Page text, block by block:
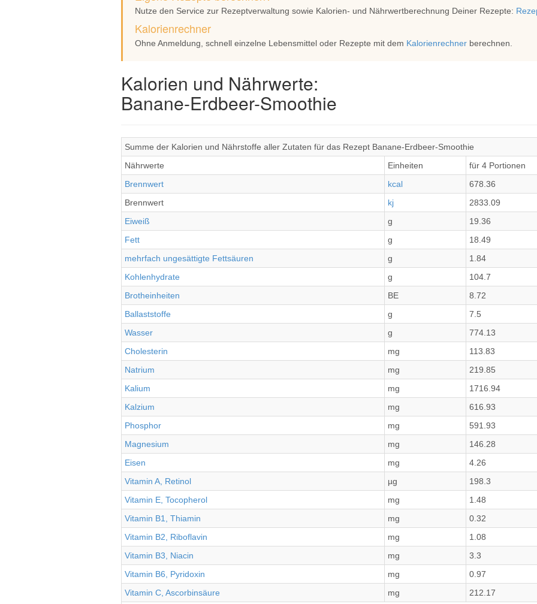
Nutze den Service zur Rezeptverwaltung sowie Kalorien- und Nährwertberechnung Deiner Rezepte:
Kalorienrechner
Ohne Anmeldung, schnell einzelne Lebensmittel oder Rezepte mit dem Kalorienrechner berechnen.
Kalorien und Nährwerte:
Banane-Erdbeer-Smoothie
Summe der Kalorien und Nährstoffe aller Zutaten für das Rezept Banane-Erdbeer-Smoothie
Nährwerte
Einheiten
für 4 Portionen
Brennwert
kcal
678.36
Brennwert
kj
2833.09
Eiweiß
g
19.36
Fett
g
18.49
mehrfach ungesättigte Fettsäuren
g
1.84
Kohlenhydrate
g
104.7
Brotheinheiten
BE
8.72
Ballaststoffe
g
7.5
Wasser
g
774.13
Cholesterin
mg
113.83
Natrium
mg
219.85
Kalium
mg
1716.94
Kalzium
mg
616.93
Phosphor
mg
591.93
Magnesium
mg
146.28
Eisen
mg
4.26
Vitamin A, Retinol
µg
198.3
Vitamin E, Tocopherol
mg
1.48
Vitamin B1, Thiamin
mg
0.32
Vitamin B2, Riboflavin
mg
1.08
Vitamin B3, Niacin
mg
3.3
Vitamin B6, Pyridoxin
mg
0.97
Vitamin C, Ascorbinsäure
mg
212.17